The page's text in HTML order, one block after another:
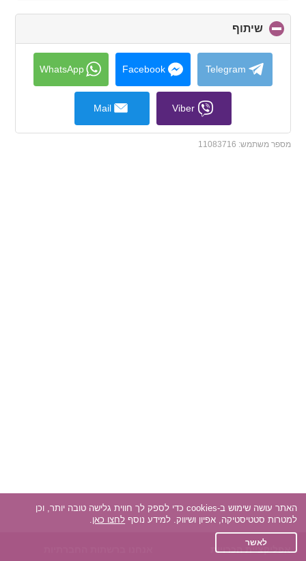
שיתוף
to
collapse
contents
Telegram
Facebook
WhatsApp
Viber
Mail
מספר משתמש: 11083716
אפליקציית הכרויות
האתר עושה שימוש ב-cookies כדי לספק לך חווית גלישה טובה יותר, וכן
למטרות סטטיסטיקה, אפיון ושיווק. למידע נוסף לחצו כאן.
לאשר